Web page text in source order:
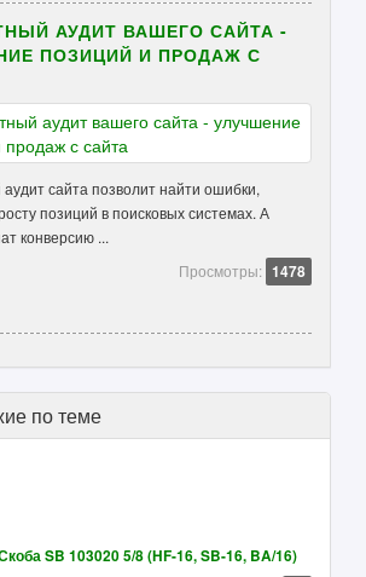
АУДИТ ВАШЕГО САЙТА -
ПОЗИЦИЙ И ПРОДАЖ С
сайта позволит найти ошибки,
позиций в поисковых системах. А
конверсию ...
Просмотры: 1478
по теме
SB 103020 5/8 (HF-16, SB-16, BA/16)